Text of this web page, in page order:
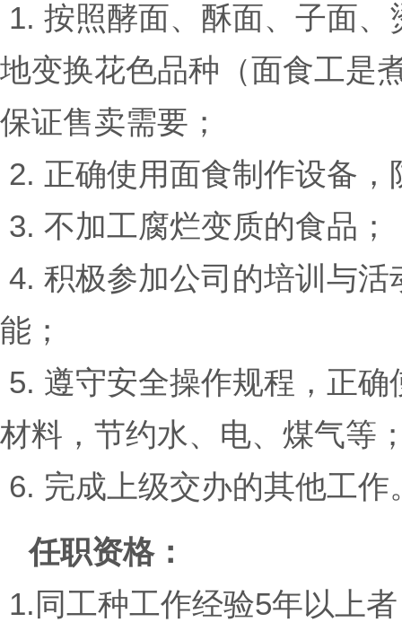
1. 按照酵面、酥面、子面
地变换花色品种（面食工是
保证售卖需要；
2. 正确使用面食制作设备
3. 不加工腐烂变质的食品；
4. 积极参加公司的培训与
能；
5. 遵守安全操作规程，正
材料，节约水、电、煤气等
6. 完成上级交办的其他工作
任职资格：
1.同工种工作经验5年以上